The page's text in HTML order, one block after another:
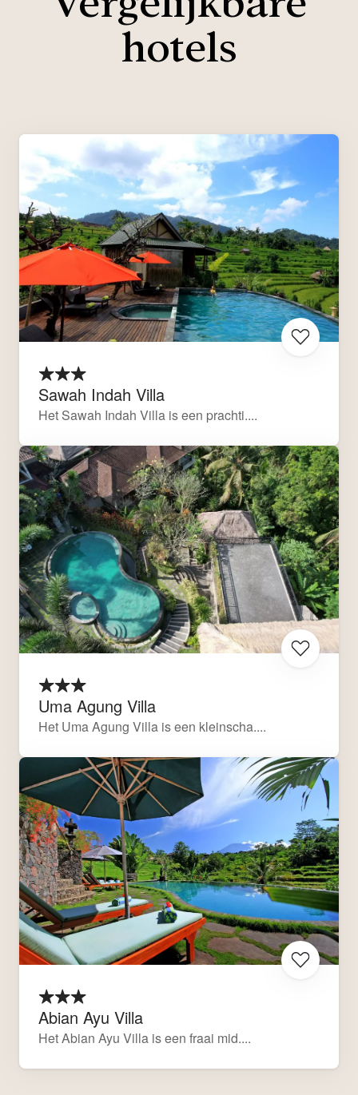
hotels
Sawah Indah Villa
Het Sawah Indah Villa is een prachti....
Uma Agung Villa
Het Uma Agung Villa is een kleinscha....
Abian Ayu Villa
Het Abian Ayu Villa is een fraai mid....